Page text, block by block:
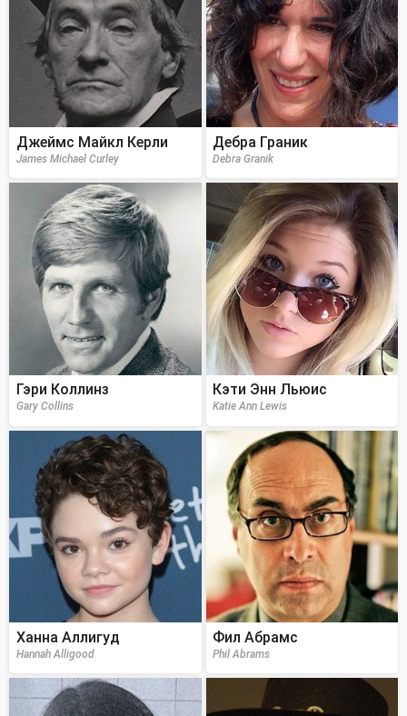
Джеймс Майкл Керли
James Michael Curley
Дебра Граник
Debra Granik
Гэри Коллинз
Gary Collins
Кэти Энн Льюис
Katie Ann Lewis
Ханна Аллигуд
Hannah Alligood
Фил Абрамс
Phil Abrams